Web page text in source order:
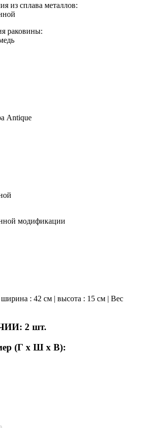
из сплава металлов:
раковины:
Antique
модификации
: 42 см | высота : 15 см | Вес
2 шт.
(Г х Ш х В):